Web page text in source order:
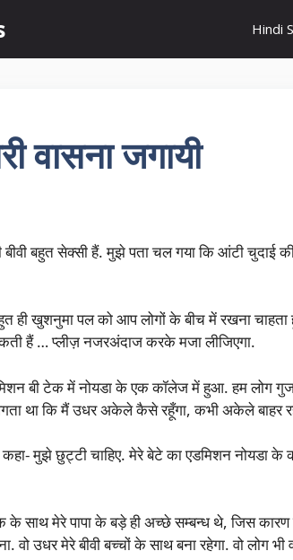
Hindi
वासना जगायी
बहुत सेक्सी हैं. मुझे पता चल गया कि आंटी चुदाई की
खुशनुमा पल को आप लोगों के बीच में रखना
हैं … प्लीज़ नजरअंदाज करके मजा लीजिएगा.
बी टेक में नोयडा के एक कॉलेज में हुआ. हम लोग
था कि मैं उधर अकेले कैसे रहूँगा, कभी अकेले बाहर
कहा- मुझे छुट्टी चाहिए. मेरे बेटे का एडमिशन नोयडा
साथ मेरे पापा के बड़े ही अच्छे सम्बन्ध थे, जिस
उधर मेरे बीवी बच्चों के साथ बना रहेगा. वो लोग